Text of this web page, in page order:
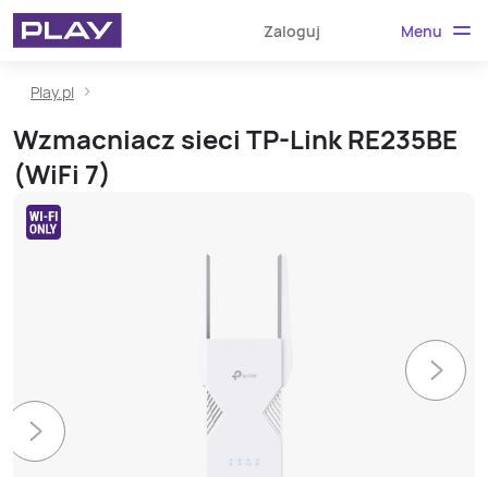
Zaloguj Menu
Play.pl
Wzmacniacz sieci TP-Link RE235BE
(WiFi 7)